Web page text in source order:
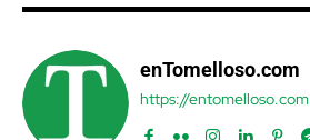
enTomelloso.com
https://entomelloso.com